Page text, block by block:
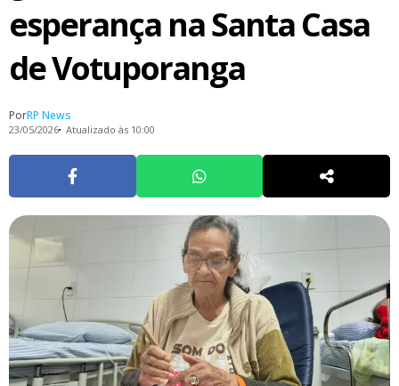
esperança na Santa Casa
de Votuporanga
PorRP News
23/05/2026 Atualizado às 10:00